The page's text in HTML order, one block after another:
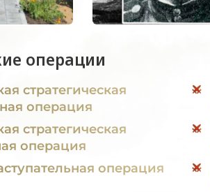
операции
стратегическая
операция
стратегическая
операция
операция